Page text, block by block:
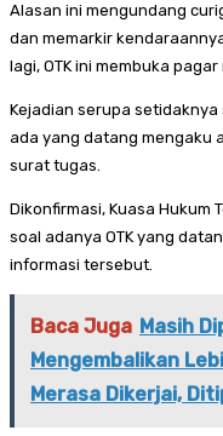
Alasan ini mengundang
dan memarkir
lagi, OTK ini membuka
Kejadian serupa
ada yang datang mengaku
surat tugas.
Dikonfirmasi, Kuasa Hukum
soal adanya OTK yang
informasi tersebut.
Baca Juga Masih
Mengembalikan
Merasa Dikerjai,